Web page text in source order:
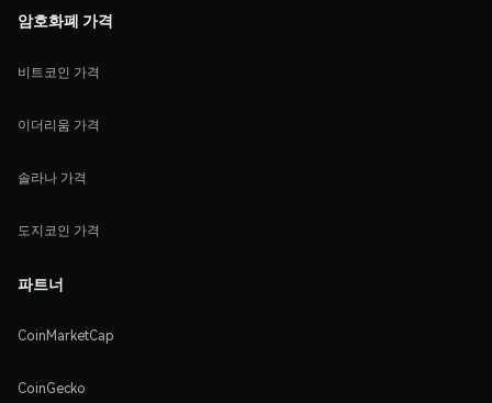
암호화폐 가격
비트코인 가격
이더리움 가격
솔라나 가격
도지코인 가격
파트너
CoinMarketCap
CoinGecko